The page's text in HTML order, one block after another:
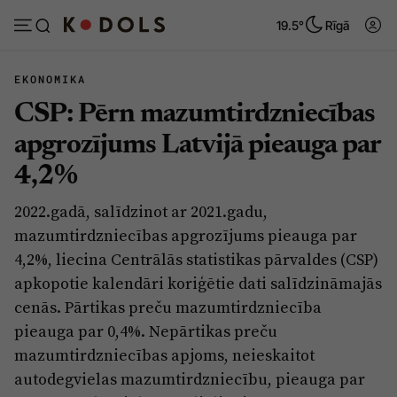
19.5° Rīgā
Abonēt Pieslēgties
Ziņas
Politika
Pašvaldības
Izglītība
Veselība
Ģimene
Vide
Viedokļi
Dzīve un ticība
Ekonomika
Krimināli
Izklaide
Sarunas
EKONOMIKA
CSP: Pērn mazumtirdzniecības
apgrozījums Latvijā pieauga par
4,2%
2022.gadā, salīdzinot ar 2021.gadu,
mazumtirdzniecības apgrozījums pieauga par
4,2%, liecina Centrālās statistikas pārvaldes (CSP)
apkopotie kalendāri koriģētie dati salīdzināmajās
cenās. Pārtikas preču mazumtirdzniecība
pieauga par 0,4%. Nepārtikas preču
mazumtirdzniecības apjoms, neieskaitot
autodegvielas mazumtirdzniecību, pieauga par